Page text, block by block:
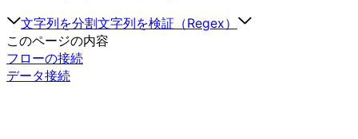
文字列を分割文字列を検証（Regex）
このページの内容
フローの接続
データ接続